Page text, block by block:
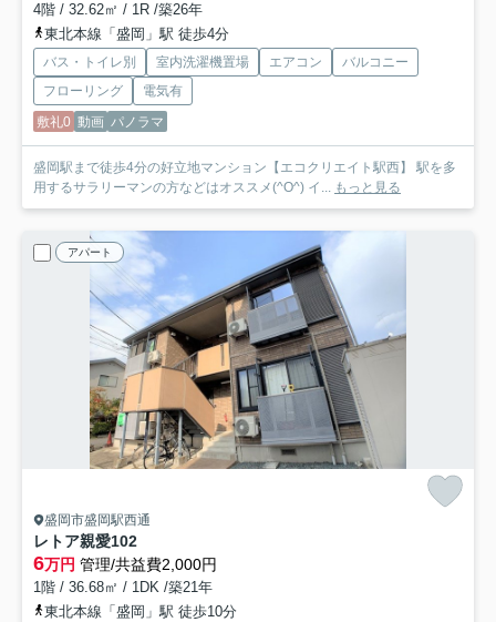
4階 / 32.62㎡ / 1R /築26年
東北本線「盛岡」駅 徒歩4分
バス・トイレ別 室内洗濯機置場 エアコン
バルコニー
フローリング
電気有
敷礼0 動画 パノラマ
盛岡駅まで徒歩4分の好立地マンション【エコクリエイト駅西】 駅を多
用するサラリーマンの方などはオススメ(^O^) イ... もっと見る
アパート
盛岡市盛岡駅西通
レトア親愛102
6万円 管理/共益費2,000円
1階 / 36.68㎡ / 1DK /築21年
東北本線「盛岡」駅 徒歩10分